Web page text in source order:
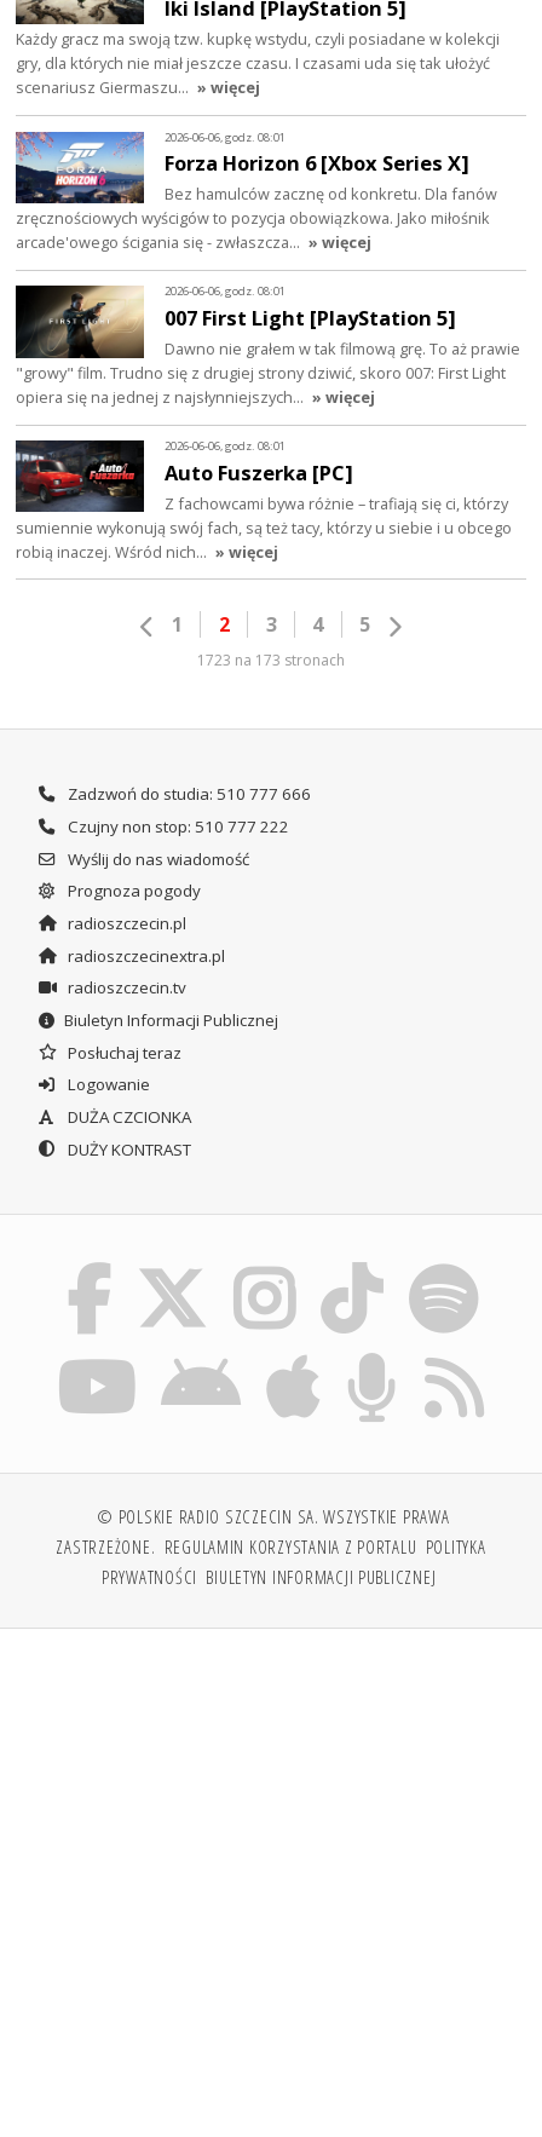
Iki Island [PlayStation 5]
Każdy gracz ma swoją tzw. kupkę wstydu, czyli posiadane w kolekcji
gry, dla których nie miał jeszcze czasu. I czasami uda się tak ułożyć
scenariusz Giermaszu… » więcej
2026-06-06, godz. 08:01
Forza Horizon 6 [Xbox Series X]
Bez hamulców zacznę od konkretu. Dla fanów
zręcznościowych wyścigów to pozycja obowiązkowa. Jako miłośnik
arcade'owego ścigania się - zwłaszcza… » więcej
2026-06-06, godz. 08:01
007 First Light [PlayStation 5]
Dawno nie grałem w tak filmową grę. To aż prawie
"growy" film. Trudno się z drugiej strony dziwić, skoro 007: First Light
opiera się na jednej z najsłynniejszych… » więcej
2026-06-06, godz. 08:01
Auto Fuszerka [PC]
Z fachowcami bywa różnie – trafiają się ci, którzy
sumiennie wykonują swój fach, są też tacy, którzy u siebie i u obcego
robią inaczej. Wśród nich… » więcej
1 2 3 4 5
1723 na 173 stronach
Zadzwoń do studia: 510 777 666
Czujny non stop: 510 777 222
Wyślij do nas wiadomość
Prognoza pogody
radioszczecin.pl
radioszczecinextra.pl
radioszczecin.tv
Biuletyn Informacji Publicznej
Posłuchaj teraz
Logowanie
DUŻA CZCIONKA
DUŻY KONTRAST
© POLSKIE RADIO SZCZECIN SA. WSZYSTKIE PRAWA
ZASTRZEŻONE. REGULAMIN KORZYSTANIA Z PORTALU POLITYKA
PRYWATNOŚCI BIULETYN INFORMACJI PUBLICZNEJ